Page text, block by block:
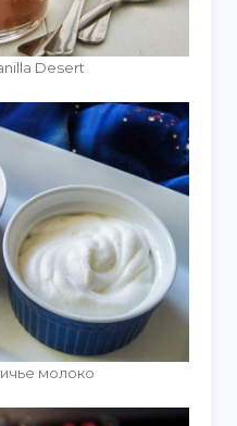
Desert
молоко